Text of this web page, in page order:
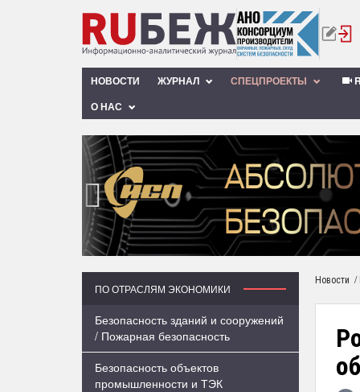
НОВОСТИ ЖУРНАЛ СПЕЦПРОЕКТЫ
О НАС
‹
ПО ОТРАСЛЯМ ЭКОНОМИКИ
Безопасность зданий и сооружений
/ Пожарная безопасность
Безопасность объектов
промышленности и ТЭК
Новости /